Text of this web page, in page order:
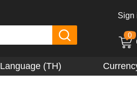
Sign
0
Language (TH)